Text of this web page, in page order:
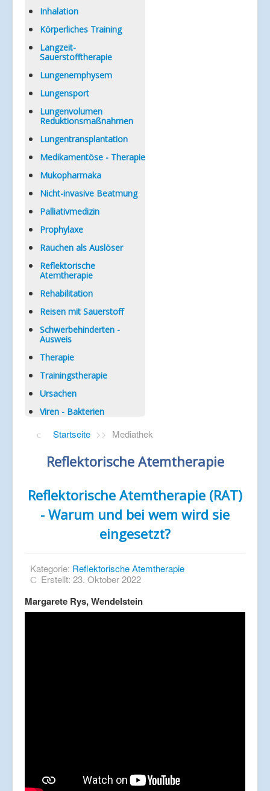
Inhalation
Körperliches Training
Langzeit-
Sauerstofftherapie
Lungenemphysem
Lungensport
Lungenvolumen
Reduktionsmaßnahmen
Lungentransplantation
Medikamentöse - Therapie
Mukopharmaka
Nicht-invasive Beatmung
Palliativmedizin
Prophylaxe
Rauchen als Auslöser
Reflektorische
Atemtherapie
Rehabilitation
Reisen mit Sauerstoff
Schwerbehinderten -
Ausweis
Therapie
Trainingstherapie
Ursachen
Viren - Bakterien
Startseite >> Mediathek
Reflektorische Atemtherapie
Reflektorische Atemtherapie (RAT)
- Warum und bei wem wird sie
eingesetzt?
Kategorie: Reflektorische Atemtherapie
Erstellt: 23. Oktober 2022
Margarete Rys, Wendelstein